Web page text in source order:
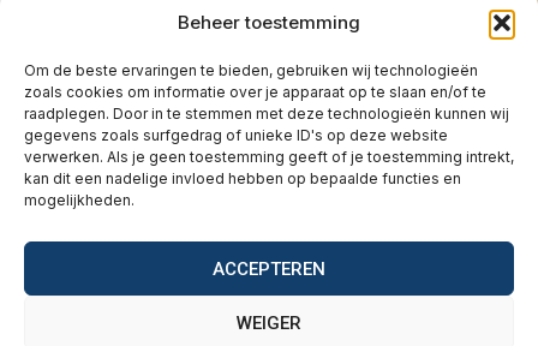
Beheer toestemming
Om de beste ervaringen te bieden, gebruiken wij technologieën
zoals cookies om informatie over je apparaat op te slaan en/of te
raadplegen. Door in te stemmen met deze technologieën kunnen wij
gegevens zoals surfgedrag of unieke ID's op deze website
verwerken. Als je geen toestemming geeft of je toestemming intrekt,
kan dit een nadelige invloed hebben op bepaalde functies en
mogelijkheden.
ACCEPTEREN
WEIGER
HANDIG
Licenties
Tarieven
Wetgeving
Vragen
Contact